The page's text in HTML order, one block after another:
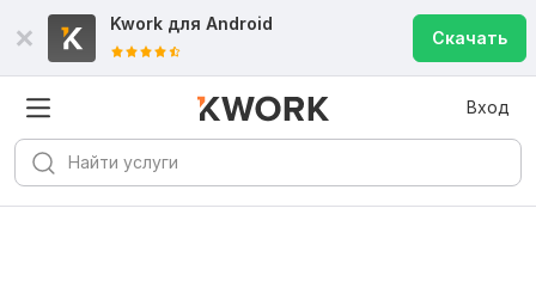
Kwork для Android
Скачать
Вход